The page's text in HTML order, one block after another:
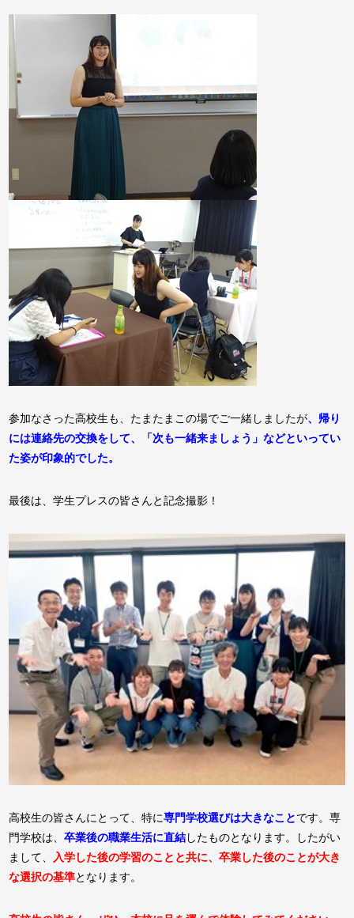
参加なさった高校生も、たまたまこの場でご一緒しましたが、帰り
には連絡先の交換をして、「次も一緒来ましょう」などといってい
た姿が印象的でした。
最後は、学生プレスの皆さんと記念撮影！
高校生の皆さんにとって、特に専門学校選びは大きなことです。専
門学校は、卒業後の職業生活に直結したものとなります。したがい
まして、
入学した後の学習のことと共に、卒業した後のことが大き
な選択の基準となります。